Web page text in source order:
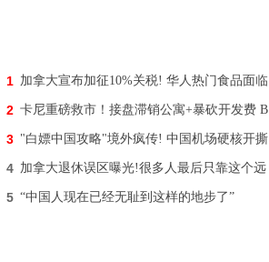
1 加拿大宣布加征10%关税! 华人热门食品面临
2 卡尼重磅救市！接盘滞销公寓+暴砍开发费 B
3 "白嫖中国攻略"境外疯传! 中国机场硬核开撕
4 加拿大退休误区曝光!很多人最后只靠这个远
5 “中国人现在已经无耻到这样的地步了”